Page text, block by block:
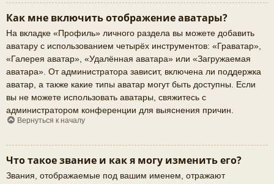
Как мне включить отображение аватары?
На вкладке «Профиль» личного раздела вы можете добавить
аватару с использованием четырёх инструментов: «Граватар»,
«Галерея аватар», «Удалённая аватара» или «Загружаемая
аватара». От администратора зависит, включена ли поддержка
аватар, а также какие типы аватар могут быть доступны. Если
вы не можете использовать аватары, свяжитесь с
администратором конференции для выяснения причин.
Вернуться к началу
Что такое звание и как я могу изменить его?
Звания, отображаемые под вашим именем, отражают